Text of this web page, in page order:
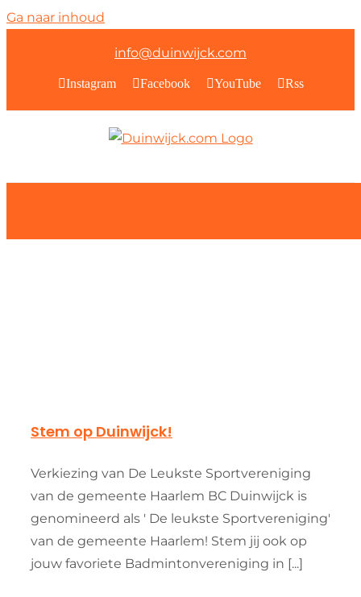
Ga naar inhoud
info@duinwijck.com
Instagram Facebook YouTube Rss
Stem op Duinwijck!
Verkiezing van De Leukste Sportvereniging
van de gemeente Haarlem BC Duinwijck is
genomineerd als ' De leukste Sportvereniging'
van de gemeente Haarlem! Stem jij ook op
jouw favoriete Badmintonvereniging in [...]